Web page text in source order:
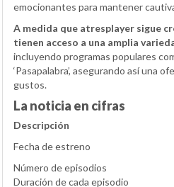
emocionantes para mantener
A medida que atresplayer sigue
tienen acceso a una amplia
incluyendo programas populares
‘Pasapalabra’, asegurando así una
gustos.
La noticia en cifras
Descripción
Fecha de estreno
Número de episodios
Duración de cada episodio